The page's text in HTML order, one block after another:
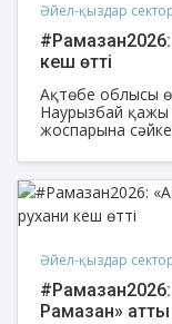
Әйел-қыздар
#Рамазан2026:
кеш өтті
Ақтөбе облысы
Наурызбай қажы
жоспарына
Тогаеваның
«Берекелі
Ақтөбе
облыс бойынша
Мұстахап
Әйел-қыздар
Рамазан» атты